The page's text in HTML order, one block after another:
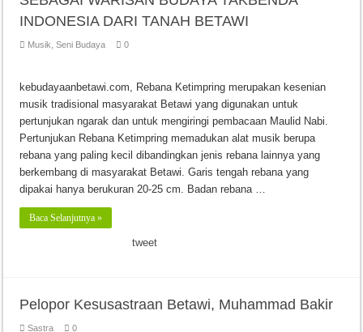
INDONESIA DARI TANAH BETAWI
Musik ,Seni Budaya 0
kebudayaanbetawi.com, Rebana Ketimpring merupakan kesenian
musik tradisional masyarakat Betawi yang digunakan untuk
pertunjukan ngarak dan untuk mengiringi pembacaan Maulid Nabi.
Pertunjukan Rebana Ketimpring memadukan alat musik berupa
rebana yang paling kecil dibandingkan jenis rebana lainnya yang
berkembang di masyarakat Betawi. Garis tengah rebana yang
dipakai hanya berukuran 20-25 cm. Badan rebana …
Baca Selanjutnya »
tweet
Pelopor Kesusastraan Betawi, Muhammad Bakir
Sastra 0